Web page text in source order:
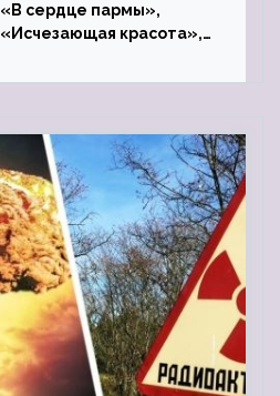
«В сердце пармы»,
«Исчезающая красота»,